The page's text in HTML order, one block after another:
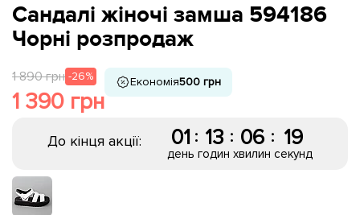
Сандалі жіночі замша 594186
Чорні розпродаж
1 890 грн -26%
1 390 грн
Економія500 грн
До кінця акції: 01
день
: 13
годин
: 06
хвилин
: 18
секунд